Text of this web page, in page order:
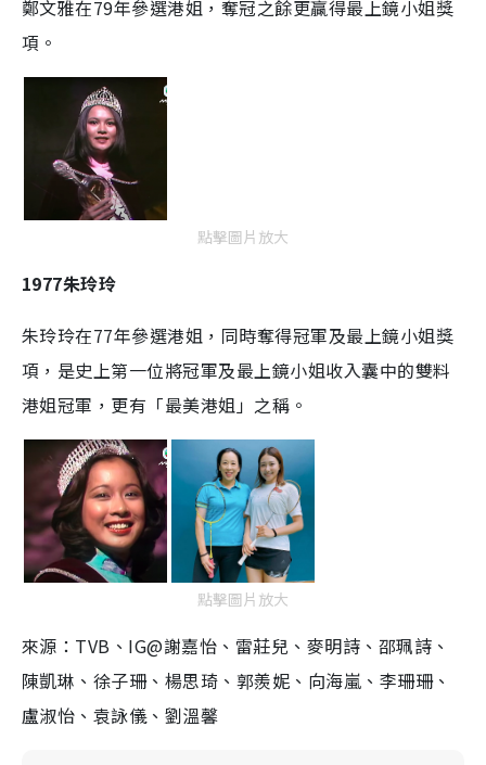
鄭文雅在79年參選港姐，奪冠之餘更贏得最上鏡小姐獎
項。
點擊圖片放大
1977朱玲玲
朱玲玲在77年參選港姐，同時奪得冠軍及最上鏡小姐獎
項，是史上第一位將冠軍及最上鏡小姐收入囊中的雙料
港姐冠軍，更有「最美港姐」之稱 。
點擊圖片放大
來源：TVB、IG@謝嘉怡、雷莊兒、麥明詩、邵珮詩、
陳凱琳、徐子珊、楊思琦、郭羨妮、向海嵐、李珊珊、
盧淑怡、袁詠儀、劉溫馨